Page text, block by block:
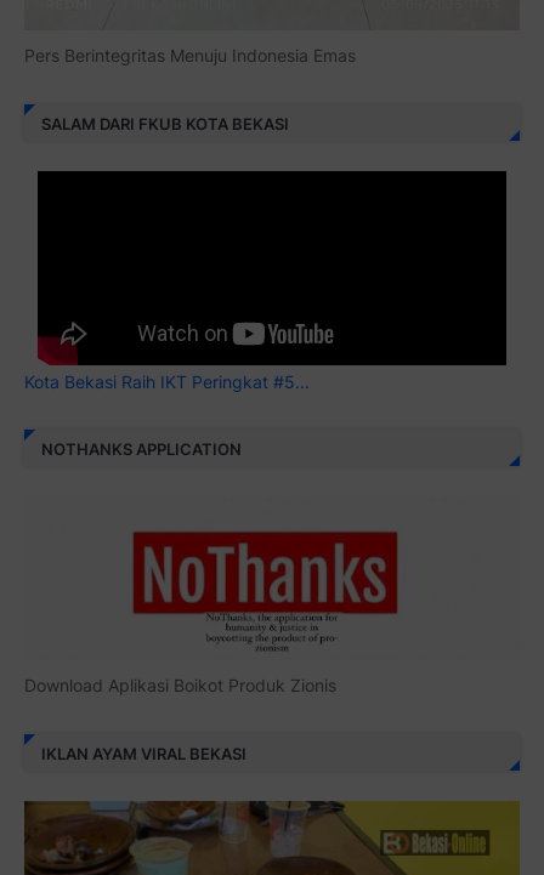
Pers Berintegritas Menuju Indonesia Emas
SALAM DARI FKUB KOTA BEKASI
Kota Bekasi Raih IKT Peringkat #5...
NOTHANKS APPLICATION
Download Aplikasi Boikot Produk Zionis
IKLAN AYAM VIRAL BEKASI